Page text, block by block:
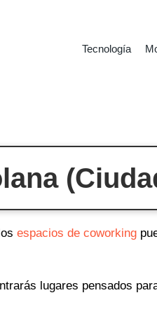
Tecnología
espacios de coworking
lugares pensados